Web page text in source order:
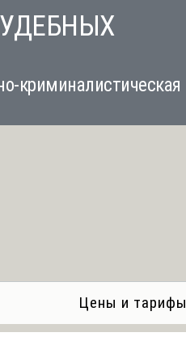
криминалистическая
Цены и тарифы